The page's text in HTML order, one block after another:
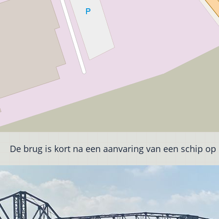
De brug is kort na een aanvaring van een schip